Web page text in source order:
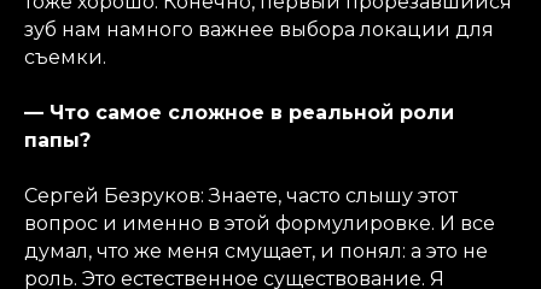
зуб нам намного важнее выбора локации для
съемки.
— Что самое сложное в реальной роли
папы?
Сергей Безруков: Знаете, часто слышу этот
вопрос и именно в этой формулировке. И все
думал, что же меня смущает, и понял: а это не
роль. Это естественное существование. Я